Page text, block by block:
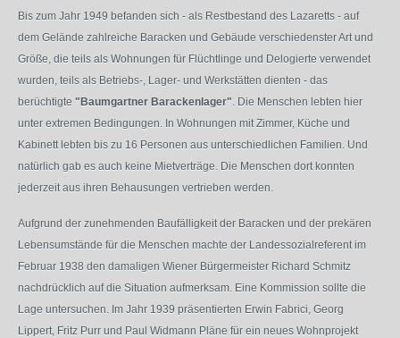
Bis zum Jahr 1949 befanden sich - als Restbestand des Lazaretts - auf
dem Gelände zahlreiche Baracken und Gebäude verschiedenster Art und
Größe, die teils als Wohnungen für Flüchtlinge und Delogierte verwendet
wurden, teils als Betriebs-, Lager- und Werkstätten dienten - das
berüchtigte "Baumgartner Barackenlager". Die Menschen lebten hier
unter extremen Bedingungen. In Wohnungen mit Zimmer, Küche und
Kabinett lebten bis zu 16 Personen aus unterschiedlichen Familien. Und
natürlich gab es auch keine Mietverträge. Die Menschen dort konnten
jederzeit aus ihren Behausungen vertrieben werden.
Aufgrund der zunehmenden Baufälligkeit der Baracken und der prekären
Lebensumstände für die Menschen machte der Landessozialreferent im
Februar 1938 den damaligen Wiener Bürgermeister Richard Schmitz
nachdrücklich auf die Situation aufmerksam. Eine Kommission sollte die
Lage untersuchen. Im Jahr 1939 präsentierten Erwin Fabrici, Georg
Lippert, Fritz Purr und Paul Widmann Pläne für ein neues Wohnprojekt